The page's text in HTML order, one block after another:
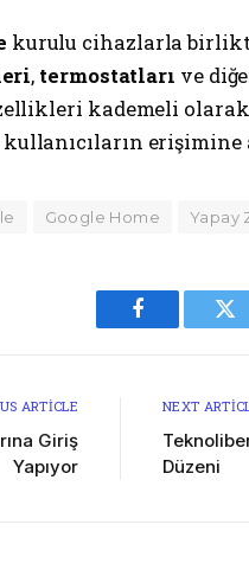
kurulu cihazlarla
, termostatları ve
kademeli
erişimine
Google Home Yapay
Facebook
ARTICLE
Giriş
Yapıyor
NEXT
Düzeni